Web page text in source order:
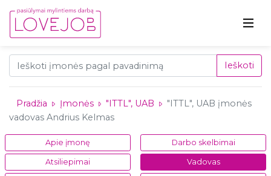
Ieškoti
Pradžia Įmonės "ITTL", UAB
"ITTL", UAB įmonės
vadovas Andrius Kelmas
Apie įmonę Darbo skelbimai
Atsiliepimai Vadovas